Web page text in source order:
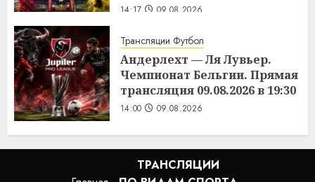
14:17 09.08.2026
Трансляции Футбол
Андерлехт — Ля Лувьер.
Чемпионат Бельгии. Прямая
трансляция 09.08.2026 в 19:30
14:00 09.08.2026
ТРАНСЛЯЦИИ